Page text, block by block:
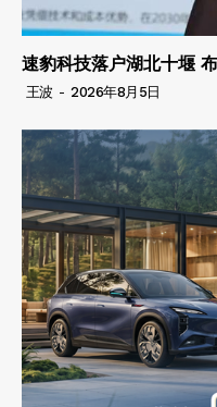
速豹科技落户湖北十堰
王波 - 2026年8月5日